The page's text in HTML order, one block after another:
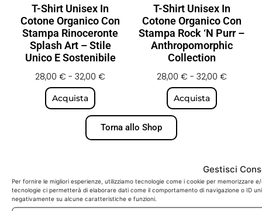
Gestisci
Per fornire le migliori esperienze, utilizziamo tecnologie come i cookie per memorizzare
tecnologie ci permetterà di elaborare dati come il comportamento di navigazione o ID
negativamente su alcune caratteristiche e funzioni.
T-Shirt Unisex In
Cotone Organico Con
Stampa Rinoceronte
Splash Art – Stile
Unico E Sostenibile
28,00€ - 32,00€
Acquista
T-Shirt Unisex In
Cotone Organico Con
Stampa Rock ‘n Purr –
Anthropomorphic
Collection
28,00 € - 32,00 €
Acquista
Torna allo Shop